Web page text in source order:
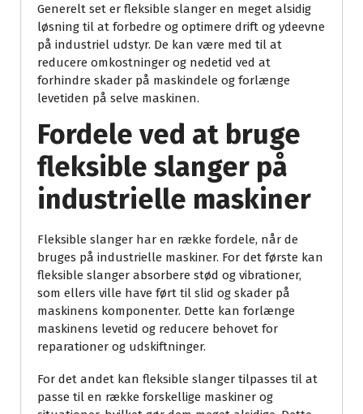
Generelt set er fleksible slanger en meget alsidig
løsning til at forbedre og optimere drift og ydeevne
på industriel udstyr. De kan være med til at
reducere omkostninger og nedetid ved at
forhindre skader på maskindele og forlænge
levetiden på selve maskinen.
Fordele ved at bruge
fleksible slanger på
industrielle maskiner
Fleksible slanger har en række fordele, når de
bruges på industrielle maskiner. For det første kan
fleksible slanger absorbere stød og vibrationer,
som ellers ville have ført til slid og skader på
maskinens komponenter. Dette kan forlænge
maskinens levetid og reducere behovet for
reparationer og udskiftninger.
For det andet kan fleksible slanger tilpasses til at
passe til en række forskellige maskiner og